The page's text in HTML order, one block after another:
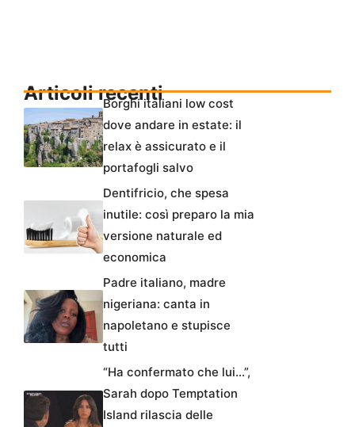
Articoli recentiBorghi italiani low cost
dove andare in estate: il
relax è assicurato e il
portafogli salvo
Dentifricio, che spesa
inutile: così preparo la mia
versione naturale ed
economica
Padre italiano, madre
nigeriana: canta in
napoletano e stupisce
tutti
“Ha confermato che lui…”,
Sarah dopo Temptation
Island rilascia delle